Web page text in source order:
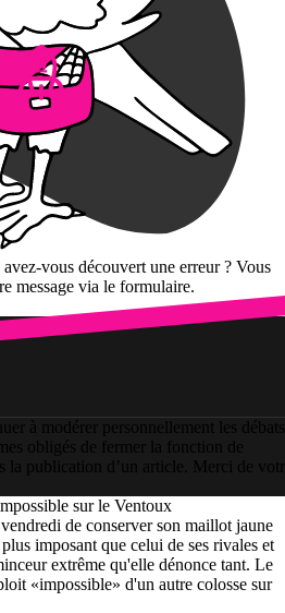
vous découvert une erreur ? Vous
message via le formulaire.
à modérer personnellement les débats
obligés de fermer la fonction de
la publication d’un article. Merci de
sur le Ventoux
de conserver son maillot jaune
imposant que celui de ses rivales et
extrême qu'elle dénonce tant. Le
«impossible» d'un autre colosse sur